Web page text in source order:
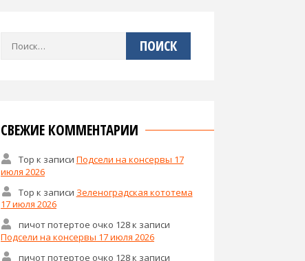
Найти:
СВЕЖИЕ КОММЕНТАРИИ
Тор к записи Подсели на консервы 17
июля 2026
Тор к записи Зеленоградская кототема
17 июля 2026
пичот потертое очко 128к записи
Подсели на консервы 17 июля 2026
пичот потертое очко 128к записи